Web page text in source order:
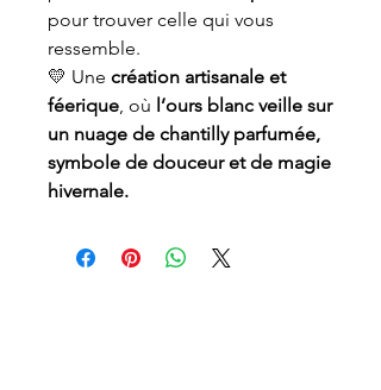
pour trouver celle qui vous
ressemble.
💛 Une création artisanale et
féerique, où l’ours blanc veille sur
un nuage de chantilly parfumée,
symbole de douceur et de magie
hivernale.